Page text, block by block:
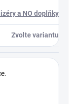
a NO doplňky
Zvolte variantu